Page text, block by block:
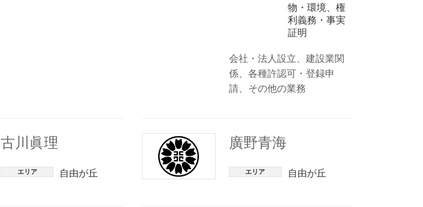
物・環境
権
利義務・事実
証明
会社・法人設立、建設業関
係、各種許認可・登録申
請、その他の業務
古川眞理
エリア 自由が丘
廣野青海
エリア 自由が丘